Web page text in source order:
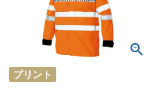
プリント